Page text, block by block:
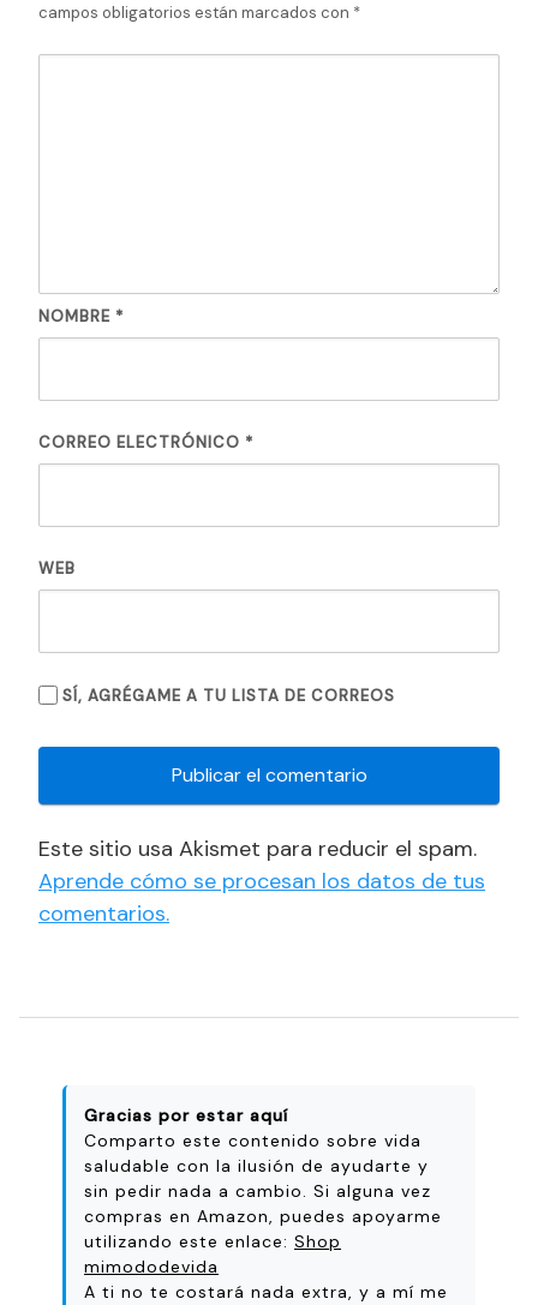
campos obligatorios están marcados con *
NOMBRE *
CORREO ELECTRÓNICO *
WEB
SÍ, AGRÉGAME A TU LISTA DE CORREOS
Este sitio usa Akismet para reducir el spam.
Aprende cómo se procesan los datos de tus
comentarios.
Gracias por estar aquí
Comparto este contenido sobre vida
saludable con la ilusión de ayudarte y
sin pedir nada a cambio. Si alguna vez
compras en Amazon, puedes apoyarme
utilizando este enlace: Shop
mimododevida
A ti no te costará nada extra, y a mí me